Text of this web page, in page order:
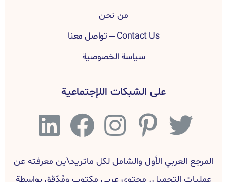
من نحن
Contact Us – تواصل معنا
سياسة الخصوصية
على الشبكات اللإجتماعية
المرجع العربي الأول والشامل لكل ماتريد\ين معرفته عن